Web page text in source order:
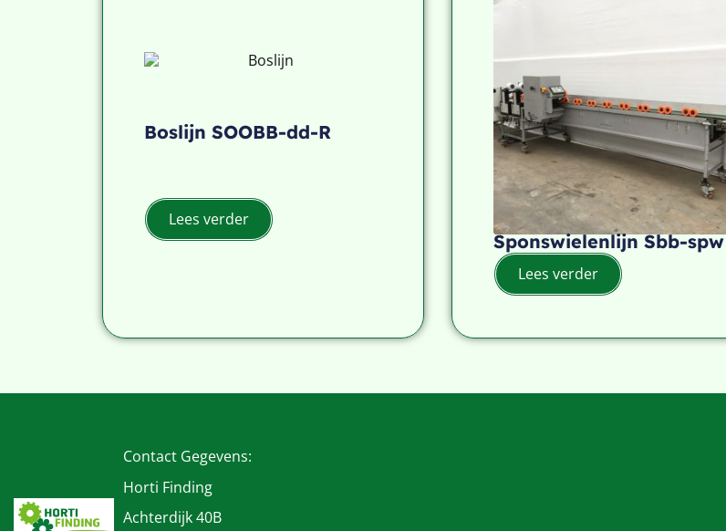
Boslijn SOOBB-dd-R
Lees verder
Sponswielenlijn Sbb-spw
Lees verder
Contact Gegevens:
Horti Finding
Achterdijk 40B